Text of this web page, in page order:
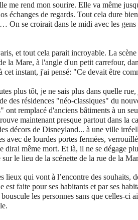
me rend mon sourire. Elle va même
échanges de regards. Tout cela dure
On se croirait dans le midi avec les gens
et tout cela parait incroyable. La
la Mare, à l'angle d'un petit carrefour,
cet instant, j'ai pensé: "Ce devait être
plus tôt, je ne sais plus dans quelle
des résidences "néo-classiques" du
ont remplacé d'anciens bâtiments à un
maintenant presque partout dans la
décors de Disneyland... à une ville
avec de lourdes portes fermées,
dirai même mort. Et là, il ne se dégage
le lieu de la scénette de la rue de la
lieux qui vont à l’encontre des souhaits,
faite pour ses habitants et par ses
les personnes sans que celles-ci